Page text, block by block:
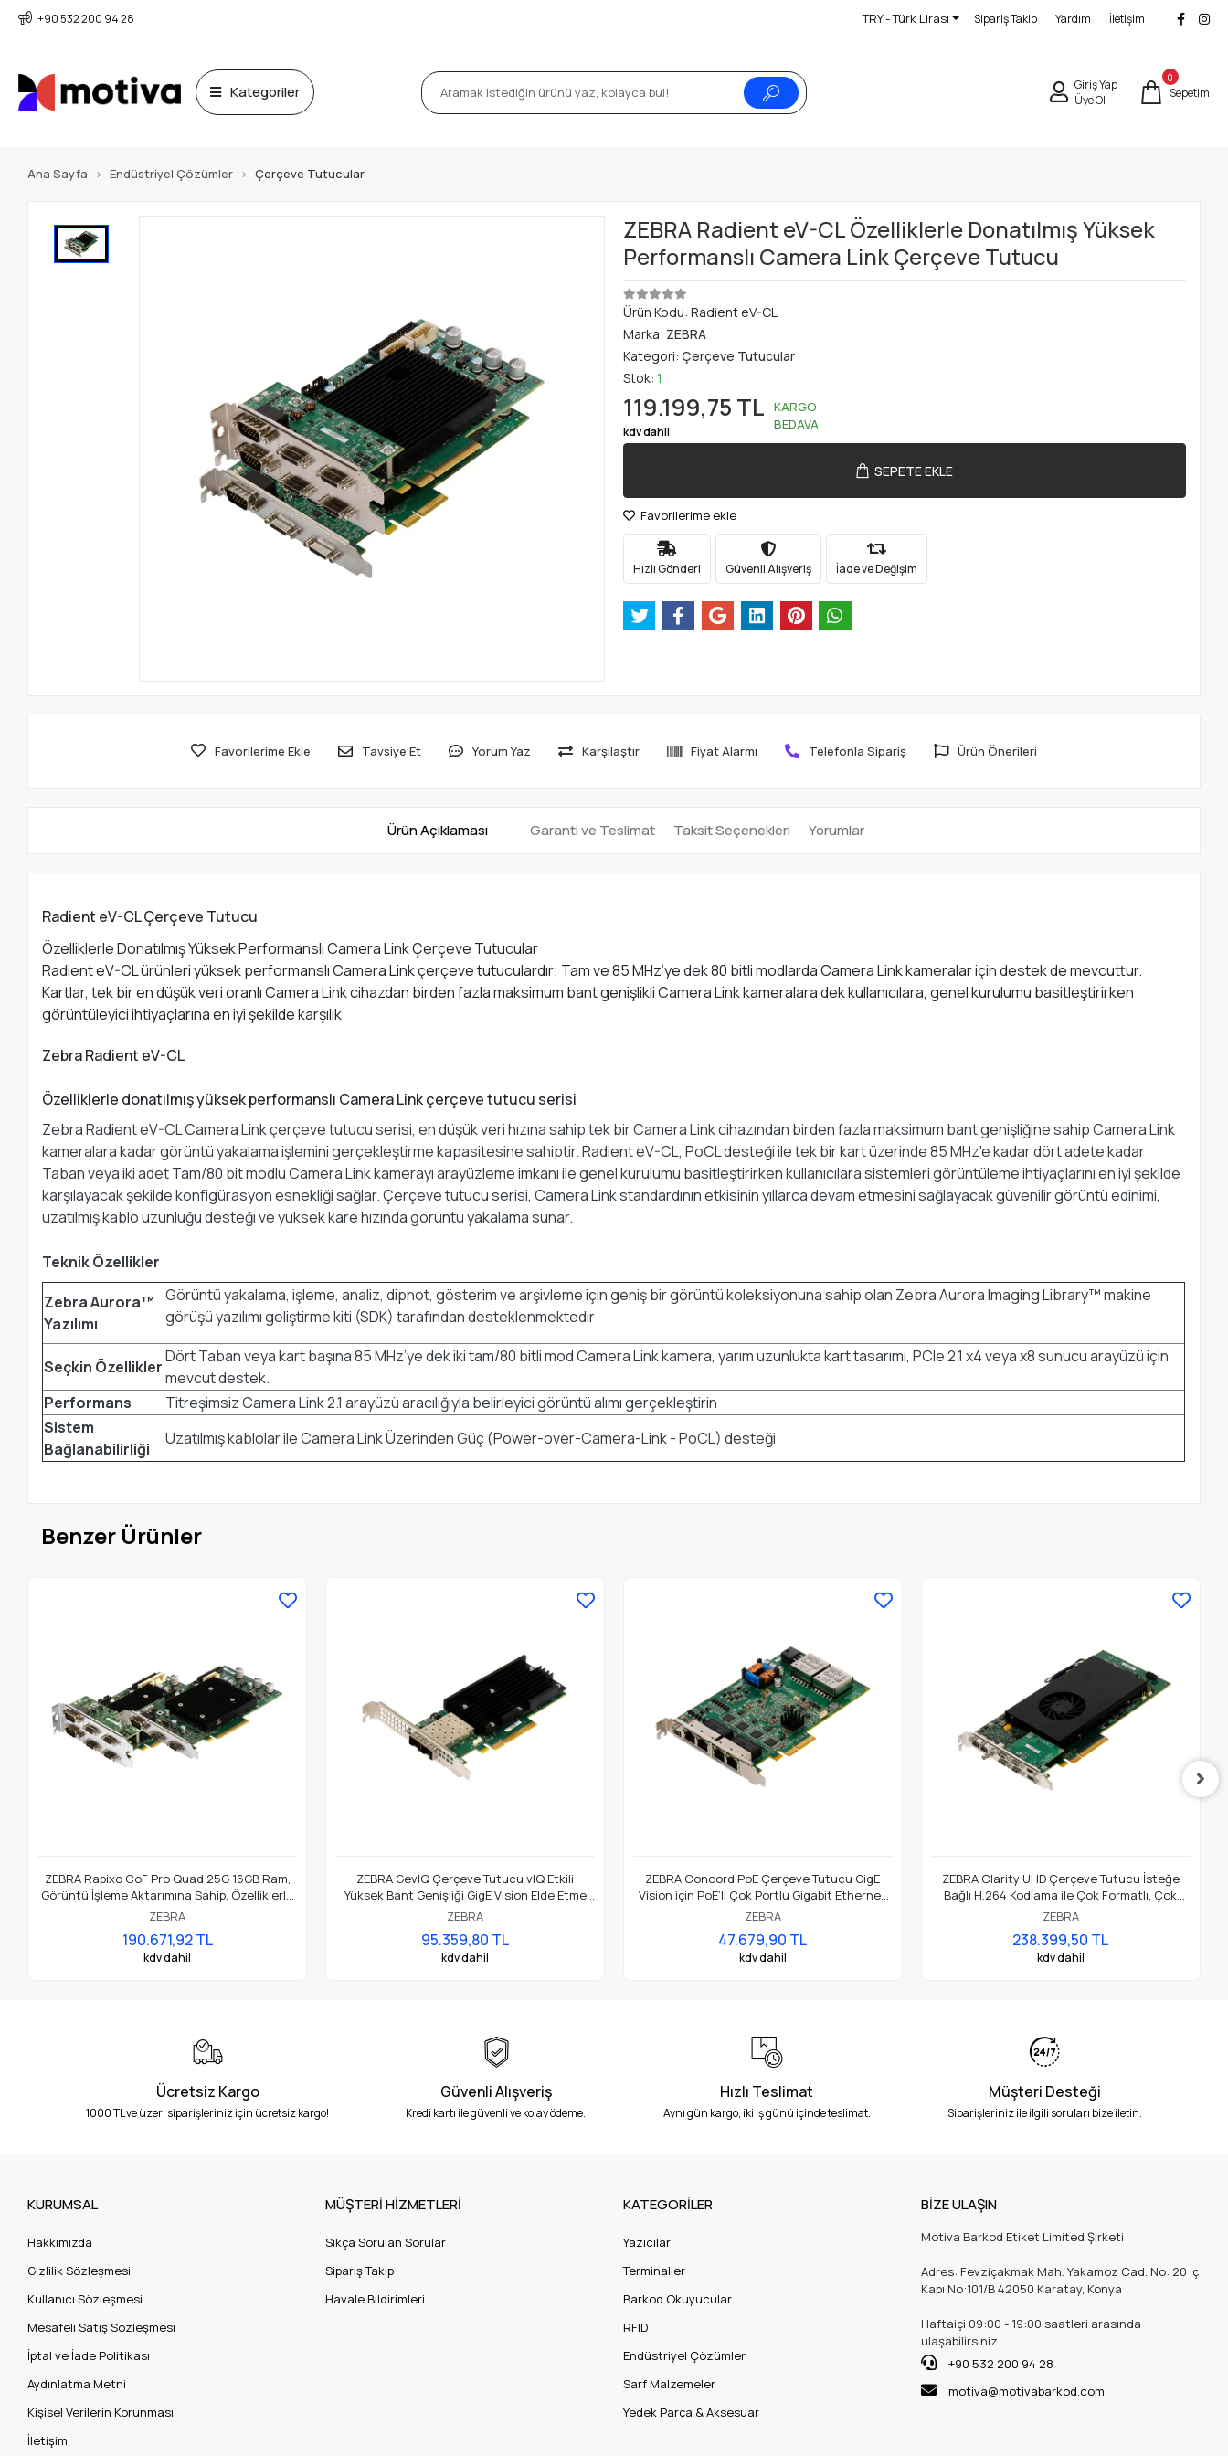
+90 532 200 94 28 TRY - Türk Lirası Sipariş Takip Yardım İletişim
Kategoriler
Giriş Yap
Üye Ol
0
Sepetim
Ana Sayfa Endüstriyel Çözümler Çerçeve Tutucular
ZEBRA Radient eV-CL Özelliklerle Donatılmış Yüksek
Performanslı Camera Link Çerçeve Tutucu
Ürün Kodu: Radient eV-CL
Marka: ZEBRA
Kategori: Çerçeve Tutucular
Stok: 1
119.199,75 TL
kdv dahil
KARGO
BEDAVA
SEPETE EKLE
Favorilerime ekle
Hızlı Gönderi Güvenli Alışveriş İade ve Değişim
Favorilerime Ekle Tavsiye Et Yorum Yaz Karşılaştır Fiyat Alarmı Telefonla Sipariş Ürün Önerileri
Ürün Açıklaması Garanti ve Teslimat Taksit Seçenekleri Yorumlar
Radient eV-CL Çerçeve Tutucu
Özelliklerle Donatılmış Yüksek Performanslı Camera Link Çerçeve Tutucular
Radient eV-CL ürünleri yüksek performanslı Camera Link çerçeve tutuculardır; Tam ve 85 MHz’ye dek 80 bitli modlarda Camera Link kameralar için destek de mevcuttur.
Kartlar, tek bir en düşük veri oranlı Camera Link cihazdan birden fazla maksimum bant genişlikli Camera Link kameralara dek kullanıcılara, genel kurulumu basitleştirirken
görüntüleyici ihtiyaçlarına en iyi şekilde karşılık
Zebra Radient eV-CL
Özelliklerle donatılmış yüksek performanslı Camera Link çerçeve tutucu serisi
Zebra Radient eV-CL Camera Link çerçeve tutucu serisi, en düşük veri hızına sahip tek bir Camera Link cihazından birden fazla maksimum bant genişliğine sahip Camera Link
kameralara kadar görüntü yakalama işlemini gerçekleştirme kapasitesine sahiptir. Radient eV-CL, PoCL desteği ile tek bir kart üzerinde 85 MHz'e kadar dört adete kadar
Taban veya iki adet Tam/80 bit modlu Camera Link kamerayı arayüzleme imkanı ile genel kurulumu basitleştirirken kullanıcılara sistemleri görüntüleme ihtiyaçlarını en iyi şekilde
karşılayacak şekilde konfigürasyon esnekliği sağlar. Çerçeve tutucu serisi, Camera Link standardının etkisinin yıllarca devam etmesini sağlayacak güvenilir görüntü edinimi,
uzatılmış kablo uzunluğu desteği ve yüksek kare hızında görüntü yakalama sunar.
Teknik Özellikler
Zebra Aurora™
Yazılımı
Görüntü yakalama, işleme, analiz, dipnot, gösterim ve arşivleme için geniş bir görüntü koleksiyonuna sahip olan Zebra Aurora Imaging Library™ makine
görüşü yazılımı geliştirme kiti (SDK) tarafından desteklenmektedir
Seçkin Özellikler
Dört Taban veya kart başına 85 MHz’ye dek iki tam/80 bitli mod Camera Link kamera, yarım uzunlukta kart tasarımı, PCIe 2.1 x4 veya x8 sunucu arayüzü için
mevcut destek.
Performans
Titreşimsiz Camera Link 2.1 arayüzü aracılığıyla belirleyici görüntü alımı gerçekleştirin
Sistem
Bağlanabilirliği
Uzatılmış kablolar ile Camera Link Üzerinden Güç (Power-over-Camera-Link - PoCL) desteği
Benzer Ürünler
ZEBRA Rapixo CoF Pro Quad 25G 16GB Ram,
Görüntü İşleme Aktarımına Sahip, Özelliklerle
Dolu Yüksek Performanslı Camera Link
ZEBRA
190.671,92 TL
kdv dahil
ZEBRA GevIQ Çerçeve Tutucu vIQ Etkili
Yüksek Bant Genişliği GigE Vision Elde Etme
için Akıllı Ağ Arayüzü Kart
ZEBRA
95.359,80 TL
kdv dahil
ZEBRA Concord PoE Çerçeve Tutucu GigE
Vision için PoE’li Çok Portlu Gigabit Ethernet
Adaptör
ZEBRA
47.679,90 TL
kdv dahil
ZEBRA Clarity UHD Çerçeve Tutucu İsteğe
Bağlı H.264 Kodlama ile Çok Formatlı, Çok
Girişli UHD Video Yakalama Kartı
ZEBRA
238.399,50 TL
kdv dahil
Ücretsiz Kargo
1000 TL ve üzeri siparişleriniz için ücretsiz kargo!
Güvenli Alışveriş
Kredi kartı ile güvenli ve kolay ödeme.
Hızlı Teslimat
Aynı gün kargo, iki iş günü içinde teslimat.
Müşteri Desteği
Siparişleriniz ile ilgili soruları bize iletin.
KURUMSAL
Hakkımızda
Gizlilik Sözleşmesi
Kullanıcı Sözleşmesi
Mesafeli Satış Sözleşmesi
İptal ve İade Politikası
Aydınlatma Metni
Kişisel Verilerin Korunması
İletişim
MÜŞTERİ HİZMETLERİ
Sıkça Sorulan Sorular
Sipariş Takip
Havale Bildirimleri
KATEGORİLER
Yazıcılar
Terminaller
Barkod Okuyucular
RFID
Endüstriyel Çözümler
Sarf Malzemeler
Yedek Parça & Aksesuar
BİZE ULAŞIN
Motiva Barkod Etiket Limited Şirketi
Adres: Fevziçakmak Mah. Yakamoz Cad. No: 20 İç
Kapı No:101/B 42050 Karatay, Konya
Haftaiçi 09:00 - 19:00 saatleri arasında
ulaşabilirsiniz.
+90 532 200 94 28
motiva@motivabarkod.com